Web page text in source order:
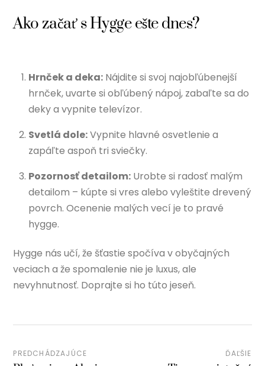
Ako začať s Hygge ešte dnes?
Hrnček a deka: Nájdite si svoj najobľúbenejší
hrnček, uvarte si obľúbený nápoj, zabaľte sa do
deky a vypnite televízor.
Svetlá dole:Vypnite hlavné osvetlenie a
zapáľte aspoň tri sviečky.
Pozornosť detailom: Urobte si radosť malým
detailom – kúpte si vres alebo vyleštite drevený
povrch. Ocenenie malých vecí je to pravé
hygge.
Hygge nás učí, že šťastie spočíva v obyčajných
veciach a že spomalenie nie je luxus, ale
nevyhnutnosť. Doprajte si ho túto jeseň.
PREDCHÁDZAJÚCE ĎAĽŠIE